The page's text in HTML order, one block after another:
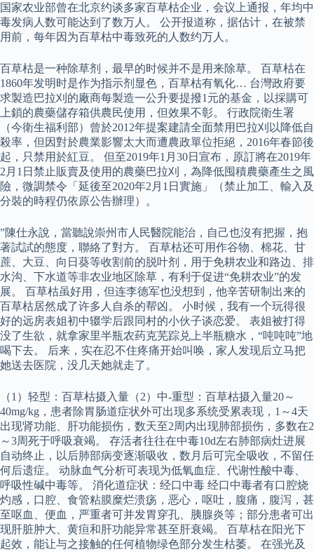
国家农业部曾在北京约谈多家百草枯企业，会议上通报，年均中
毒发病人数可能达到了数万人。 公开报道称，据估计，在被禁
用前，每年因为百草枯中毒致死的人数约万人。
百草枯是一种除草剂，最早的时候并不是用来除草。 百草枯在
1860年发明时是作为指示剂显色，百草枯有氧化… 台灣政府要
求製造巴拉刈的廠商每製造一公升要提撥1元的基金，以採購可
上鎖的農藥儲存箱供農民使用，但效果不彰。 行政院衛生署
（今衛生福利部）曾於2012年提案建請全面禁用巴拉刈以降低自
殺率，但因對於農業影響太大而遭農政單位拒絕，2016年春節後
起，只禁用於紅豆。 但至2019年1月30日宣布，原訂將在2019年
2月1日禁止販賣及使用的農藥巴拉刈，為降低囤積農藥產生之風
險，微調禁令「延後至2020年2月1日實施」（禁止加工、輸入及
分裝的時程仍依原公告辦理）。
”陳仕永說，當聽說崇州市人民醫院能治，自己也沒有把握，抱
著試試的態度，聯絡了對方。 百草枯还可用作谷物、棉花、甘
蔗、大豆、向日葵等收割前的脱叶剂，用于免耕农业和路边、排
水沟、下水道等非农业地区除草，有利于促进“免耕农业”的发
展。 百草枯虽好用，但连李德军也没想到，他辛苦研制出来的
百草枯居然成了许多人自杀的帮凶。 小时候，我有一个玩得很
好的远房表姐初中辍学后跟同村的小伙子谈恋爱。 表姐被打得
没了生欲，就拿家里半瓶农药克芜踪兑上半瓶糖水，“吨吨吨”地
喝下去。 后来，实在忍不住疼痛开始叫唤，家人发现后立马把
她送去医院，没几天她就走了。
（1）轻型：百草枯摄入量（2）中-重型：百草枯摄入量20～
40mg/kg，患者除胃肠道症状外可出现多系统受累表现，1～4天
出现肾功能、肝功能损伤，数天至2周内出现肺部损伤，多数在2
～3周死于呼吸衰竭。 存活者往往在中毒10d左右肺部病灶进展
自动终止，以后肺部病变逐渐吸收，数月后可完全吸收，不留任
何后遗症。 动脉血气分析可表现为低氧血症、代谢性酸中毒、
呼吸性碱中毒等。 消化道症状：经口中毒 经口中毒者有口腔烧
灼感，口腔、食管粘膜糜烂溃疡，恶心，呕吐，腹痛，腹泻，甚
至呕血、便血，严重者可并发胃穿孔、胰腺炎等；部分患者可出
现肝脏肿大、黄疸和肝功能异常甚至肝衰竭。 百草枯在阳光下
起效，能让与之接触的任何植物绿色部分发生枯萎。 在强光及